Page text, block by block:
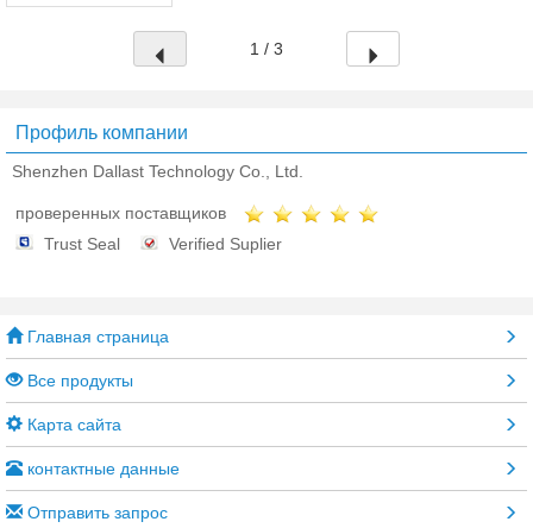
1 / 3
Профиль компании
Shenzhen Dallast Technology Co., Ltd.
проверенных поставщиков
Trust Seal
Verified Suplier
Главная страница
Все продукты
Карта сайта
контактные данные
Отправить запрос